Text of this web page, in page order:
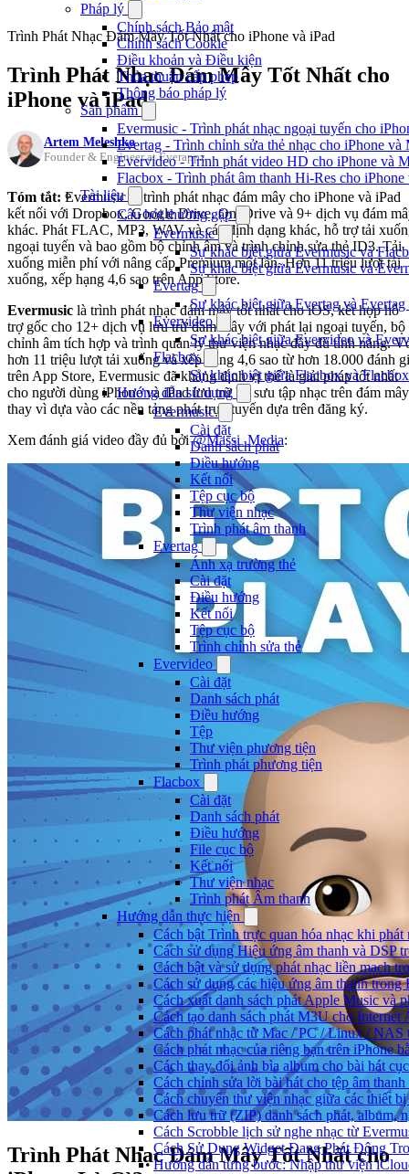
Pháp lý
Chính sách Bảo mật
Chính sách Cookie
Điều khoản và Điều kiện
Thỏa thuận cấp phép
Thông báo pháp lý
Sản phẩm
Evermusic - Trình phát nhạc ngoại tuyến cho
Evertag - Trình chỉnh sửa thẻ nhạc cho iPhone và
Evervideo - Trình phát video HD cho iPhone và
Flacbox - Trình phát âm thanh Hi-Res cho iPhone
Tài liệu
Câu hỏi thường gặp
Evermusic
Sự khác biệt giữa Evermusic và
Sự khác biệt giữa Evermusic và
Evertag
Sự khác biệt giữa Evertag và
Evervideo
Sự khác biệt giữa Evervideo và
Flacbox
Sự khác biệt giữa Flacbox và
Hướng dẫn sử dụng
Evermusic
Cài đặt
Danh sách phát
Điều hướng
Kết nối
Tệp cục bộ
Thư viện nhạc
Trình phát âm thanh
Evertag
Ánh xạ trường thẻ
Cài đặt
Điều hướng
Kết nối
Tệp cục bộ
Trình chỉnh sửa thẻ
Evervideo
Cài đặt
Danh sách phát
Điều hướng
Tệp
Thư viện phương tiện
Trình phát phương tiện
Flacbox
Cài đặt
Danh sách phát
Điều hướng
File cục bộ
Kết nối
Thư viện nhạc
Trình phát Âm thanh
Hướng dẫn thực hiện
Cách bật Trình trực quan hóa nhạc khi
Cách sử dụng Hiệu ứng âm thanh và DSP
Cách bật và sử dụng phát nhạc liền mạch
Cách sử dụng các hiệu ứng âm thanh
Cách xuất danh sách phát Apple Music và
Cách tạo danh sách phát M3U cho
Cách phát nhạc từ Mac / PC / Linux /
Cách phát nhạc của riêng bạn trên iPhone
Cách thay đổi ảnh bìa album cho bài hát
Cách chỉnh sửa lời bài hát cho tệp âm
Cách chuyển thư viện nhạc giữa các thiết
Cách lưu trữ (ZIP) danh sách phát, album,
Cách Scrobble lịch sử nghe nhạc từ
Cách Sử Dụng Widget Đang Phát Động
Hướng dẫn từng bước: Nhập thư viện
Trình Phát Nhạc Đám Mây Tốt Nhất cho iPhone và iPad
Trình Phát Nhạc Đám Mây Tốt Nhất cho
iPhone và iPad
Artem Meleshko
Founder & Engineer at Everappz
Tóm tắt: Evermusic là trình phát nhạc đám mây cho iPhone và iPad
kết nối với Dropbox, Google Drive, OneDrive và 9+ dịch vụ đám
khác. Phát FLAC, MP3, WAV và các định dạng khác, hỗ trợ tải
ngoại tuyến và bao gồm bộ chỉnh âm và trình chỉnh sửa thẻ ID3. Tải
xuống miễn phí với nâng cấp Premium một lần. Hơn 11 triệu lượt tải
xuống, xếp hạng 4,6 sao trên App Store.
Evermusic là trình phát nhạc đám mây tốt nhất cho iOS, kết hợp hỗ
trợ gốc cho 12+ dịch vụ lưu trữ đám mây với phát lại ngoại tuyến, bộ
chỉnh âm tích hợp và trình quản lý thư viện nhạc đầy đủ tính năng.
hơn 11 triệu lượt tải xuống và xếp hạng 4,6 sao từ hơn 18.000 đánh
trên App Store, Evermusic đã khẳng định vị thế là giải pháp tốt nhất
cho người dùng iPhone và iPad lưu trữ bộ sưu tập nhạc trên đám mây
thay vì dựa vào các nền tảng phát trực tuyến dựa trên đăng ký.
Xem đánh giá video đầy đủ bởi@Massi_Media:
Trình Phát Nhạc Đám Mây Tốt Nhất cho